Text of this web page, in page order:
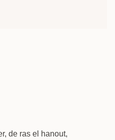
de ras el hanout,